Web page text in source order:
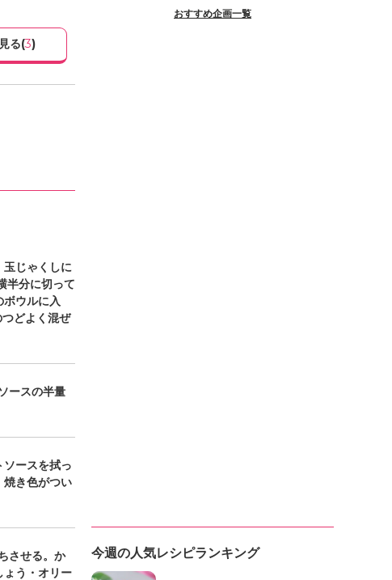
る(3)
玉じゃくしに
半分に切って
ウルに入
どよく混ぜ
ースの半量
ソースを拭っ
焼き色がつい
させる。か
ょう・オリー
おすすめ企画一覧
今週の人気レシピランキング